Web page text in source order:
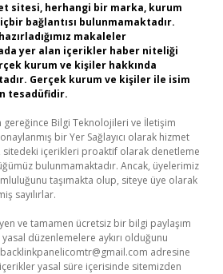
sitesi, herhangi bir marka, kurum
bağlantısı bulunmamaktadır.
makaleler
yer alan içerikler haber niteliği
kurum ve kişiler hakkında
Gerçek kurum ve kişiler ile isim
tesadüfidir.
gereğince Bilgi Teknolojileri ve İletişim
bir Yer Sağlayıcı olarak hizmet
içerikleri proaktif olarak denetleme
bulunmamaktadır. Ancak, üyelerimiz
taşımakta olup, siteye üye olarak
sayılırlar.
ve tamamen ücretsiz bir bilgi paylaşım
düzenlemelere aykırı olduğunu
backlinkpanelicomtr@gmail.com adresine
yasal süre içerisinde sitemizden